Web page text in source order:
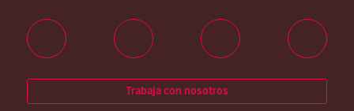
Trabaja con nosotros